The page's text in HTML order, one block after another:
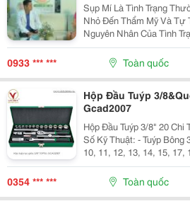
Sụp Mí Là Tình Trạng
Nhỏ Đến Thẩm Mỹ Và
Nguyên Nhân Của Tình
Hóa, Di Truyền, Hoặc
Trường. Để Khắc Phục
Các Giải...
0933 *** *** Toàn quốc
Hộp Đầu Tuýp 3/
Gcad2007
Hộp Đầu Tuýp 3/8" 20 Chi
Số Kỹ Thuật: - Tuýp Bông
10, 11, 12, 13, 14, 15, 17,
Cần Nối 3/8" Caaa1203
Pcs) - Khớp Nối Lắt Léo 3/
0354 *** *** Toàn quốc